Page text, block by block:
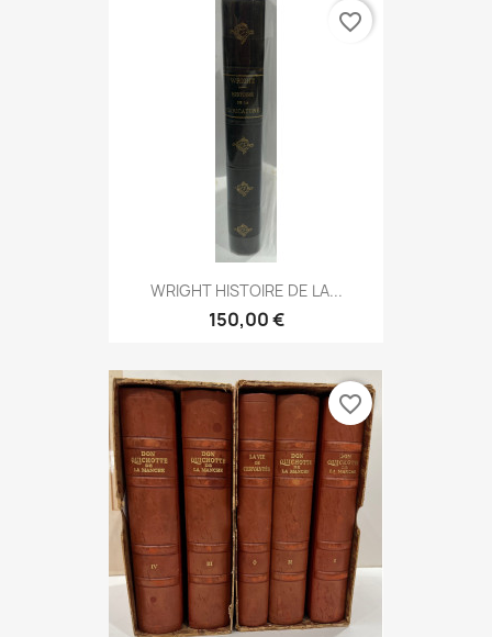
WRIGHT HISTOIRE DE LA...
150,00 €
favorite_border
favorite_border